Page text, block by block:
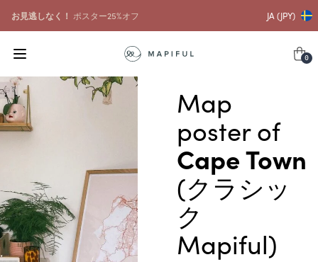
お見逃しなく！ ポスター25%オフ JA (JPY)
0
Map
poster of
Cape Town
(クラシッ
ク
Mapiful)